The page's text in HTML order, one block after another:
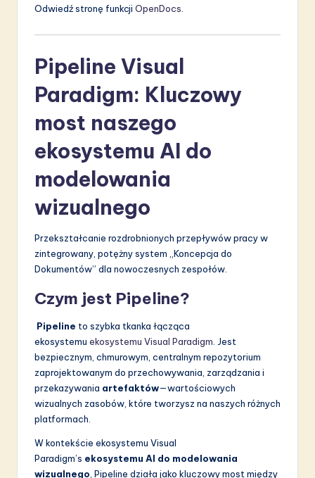
Odwiedź stronę funkcji OpenDocs
Pipeline Visual
Paradigm: Kluczowy
most naszego
ekosystemu AI do
modelowania
wizualnego
Przekształcanie rozdrobnionych przepływów pracy w
zintegrowany, potężny system „Koncepcja do
Dokumentów” dla nowoczesnych zespołów.
Czym jest Pipeline?
Pipeline to szybka tkanka łącząca
ekosystemu ekosystemu Visual Paradigm. Jest
bezpiecznym, chmurowym, centralnym repozytorium
zaprojektowanym do przechowywania, zarządzania i
przekazywania artefaktów—wartościowych
wizualnych zasobów, które tworzysz na naszych różnych
platformach.
W kontekście ekosystemu Visual
Paradigm’s ekosystemu AI do modelowania
wizualnego, Pipeline działa jako kluczowy most między